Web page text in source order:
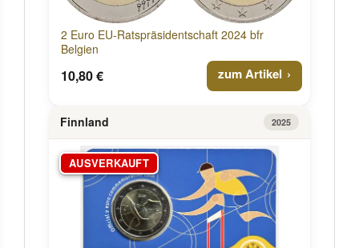
2 Euro EU-Ratspräsidentschaft 2024 bfr
Belgien
10,80 € zum Artikel
Finnland 2025
AUSVERKAUFT